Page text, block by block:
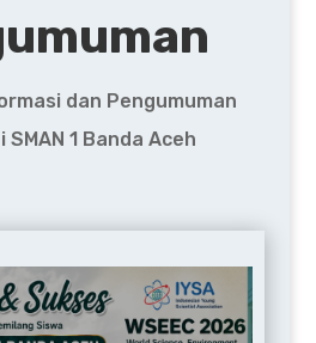
dan Pengumuman
1 Banda Aceh